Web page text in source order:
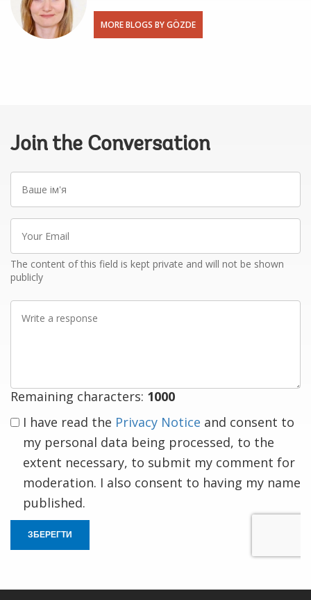
MORE BLOGS BY GÖZDE
Join the Conversation
ім'я
Email
The content of this field is kept private and will not be shown
publicly
Remaining characters: 1000
I have read the Privacy Notice and consent to
my personal data being processed, to the
extent necessary, to submit my comment for
moderation. I also consent to having my name
published.
ЗБЕРЕГТИ